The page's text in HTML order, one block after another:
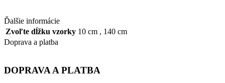
Ďalšie informácie
Zvoľte dĺžku vzorky 10 cm , 140 cm
Doprava a platba
DOPRAVA A PLATBA